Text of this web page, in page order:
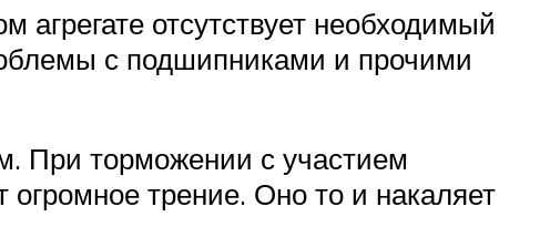
агрегате отсутствует необходимый
с подшипниками и прочими
При торможении с участием
огромное трение. Оно то и накаляет